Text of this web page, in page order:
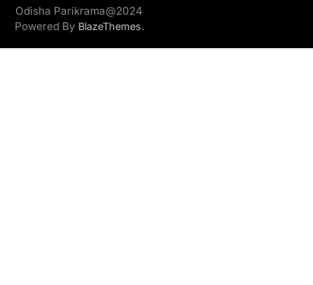
Odisha Parikrama@2024
Powered By BlazeThemes.